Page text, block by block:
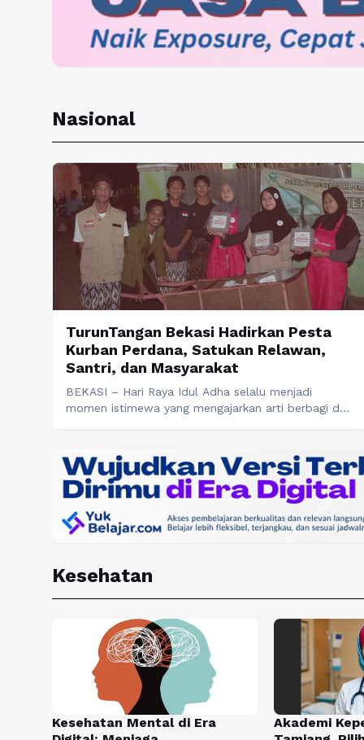
Nasional
TurunTangan Bekasi Hadirkan Pesta
Kurban Perdana, Satukan Relawan,
Santri, dan Masyarakat
BEKASI – Hari Raya Idul Adha selalu menjadi
momen istimewa yang mengajarkan arti berbagi dan
Bekasi menyelenggarakan kegiatan sosial bertajuk
“Pesta Kurban” untuk pertama kalinya. Kegiatan
perdana ini dilaksanakan di Pondok Pesantren Fajar
Cendekia, Kota Bekasi, pada Rabu (27/05/26).
Mengangkat tema “Berbagi Kebaikan, Berbagi
Kebersamaan”, TurunTangan ...
Kesehatan
Kesehatan Mental di Era
Akademi